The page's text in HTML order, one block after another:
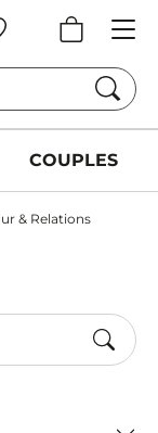
COUPLES
& Relations